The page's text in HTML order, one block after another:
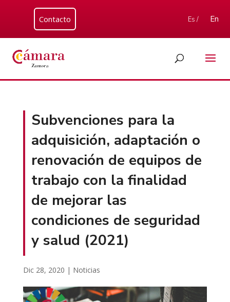
Contacto Es / En
Subvenciones para la
adquisición, adaptación o
renovación de equipos de
trabajo con la finalidad
de mejorar las
condiciones de seguridad
y salud (2021)
Dic 28, 2020 | Noticias